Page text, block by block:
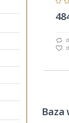
Baza